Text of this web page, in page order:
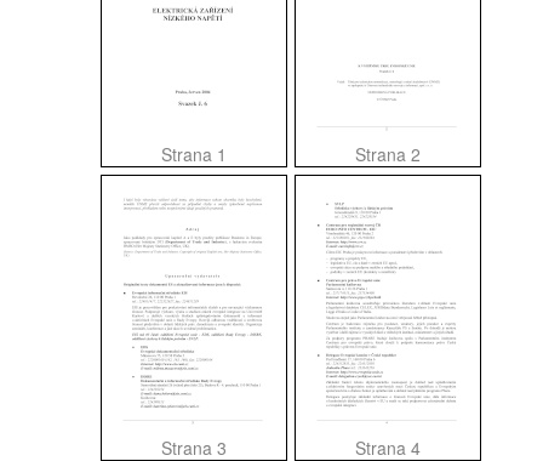
Strana 1 Strana 2
Strana 3 Strana 4